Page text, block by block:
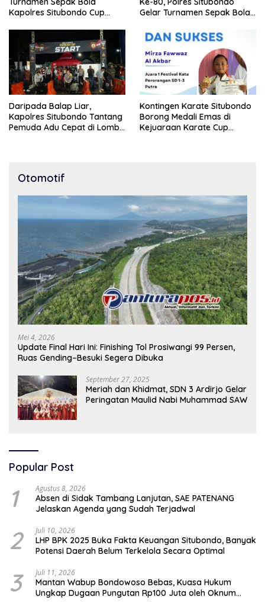
Kapolres Situbondo Cup
10 Tahun
Gelar Turnamen Sepak Bola
Daripada Balap Liar,
Kapolres Situbondo Tantang
Pemuda Adu Cepat di Lomba
Kontingen Karate Situbondo
Borong Medali Emas di
Kejuaraan Karate Cup
Otomotif
Mei 4, 2026
Update Final Hari Ini: Finishing Tol Prosiwangi 99 Persen,
Ruas Gending–Besuki Segera Dibuka
September 27, 2025
Meriah dan Khidmat, SDN 3 Ardirjo Gelar
Peringatan Maulid Nabi Muhammad SAW
Popular Post
1 Agustus 8, 2026
Absen di Sidak Tambang Lanjutan, SAE PATENANG
Jelaskan Agenda yang Sudah Terjadwal
2 Juli 10, 2026
LHP BPK 2025 Buka Fakta Keuangan Situbondo, Banyak
Potensi Daerah Belum Terkelola Secara Optimal
3 Juli 11, 2026
Mantan Wabup Bondowoso Bebas, Kuasa Hukum
Ungkap Dugaan Pungutan Rp100 Juta oleh Oknum